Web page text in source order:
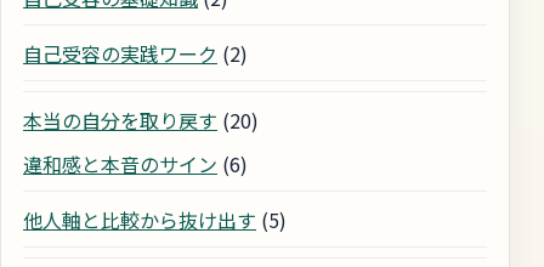
自己受容の実践ワーク (2)
本当の自分を取り戻す (20)
違和感と本音のサイン (6)
他人軸と比較から抜け出す (5)